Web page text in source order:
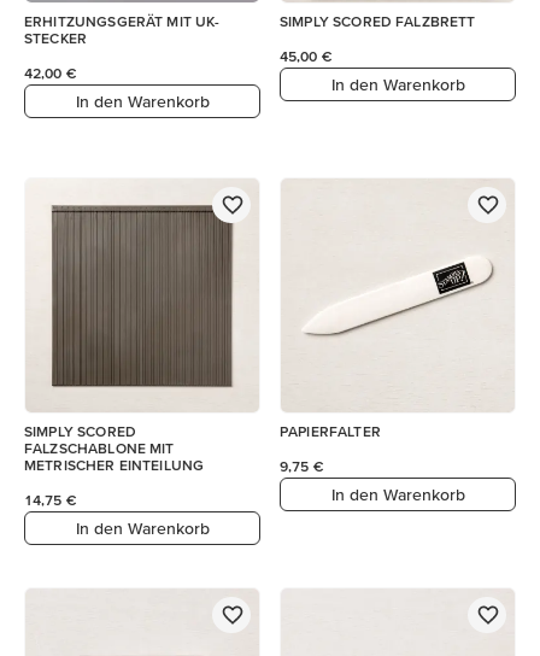
ERHITZUNGSGERÄT MIT UK-
STECKER
42,00 €
In den Warenkorb
SIMPLY SCORED FALZBRETT
45,00 €
In den Warenkorb
SIMPLY SCORED
FALZSCHABLONE MIT
METRISCHER EINTEILUNG
14,75 €
In den Warenkorb
PAPIERFALTER
9,75 €
In den Warenkorb